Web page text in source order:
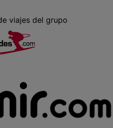
viajes del grupo